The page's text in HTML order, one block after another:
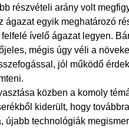
részvételi arány volt
ágazat egyik meghatározó
ívelő ágazat legyen.
mégis úgy véli a
jól működő
közben a komoly
kiderült, hogy
újabb technológiák